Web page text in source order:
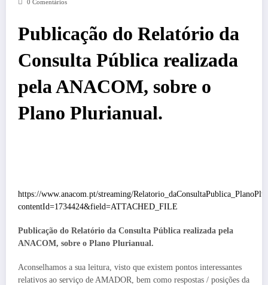
0 Comentários
Publicação do Relatório da
Consulta Pública realizada
pela ANACOM, sobre o
Plano Plurianual.
https://www.anacom.pt/streaming/
contentId=1734424&field=ATTACHED_FILE
Publicação do Relatório da Consulta Pública realizada pela
ANACOM, sobre o Plano Plurianual.
Aconselhamos a sua leitura, visto que existem pontos interessantes
relativos ao serviço de AMADOR, bem como respostas / posições da